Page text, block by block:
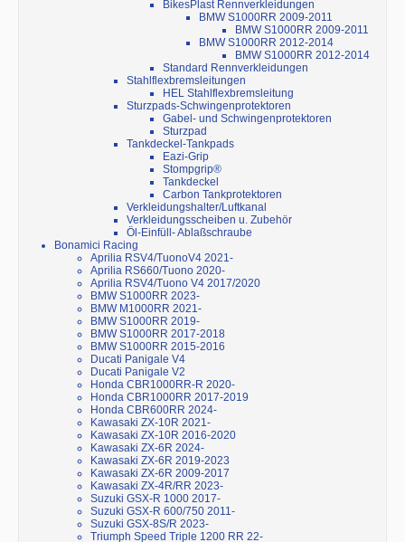
BikesPlast Rennverkleidungen
BMW S1000RR 2009-2011
BMW S1000RR 2009-2011
BMW S1000RR 2012-2014
BMW S1000RR 2012-2014
Standard Rennverkleidungen
Stahlflexbremsleitungen
HEL Stahlflexbremsleitung
Sturzpads-Schwingenprotektoren
Gabel- und Schwingenprotektoren
Sturzpad
Tankdeckel-Tankpads
Eazi-Grip
Stompgrip®
Tankdeckel
Carbon Tankprotektoren
Verkleidungshalter/Luftkanal
Verkleidungsscheiben u. Zubehör
Öl-Einfüll- Ablaßschraube
Bonamici Racing
Aprilia RSV4/TuonoV4 2021-
Aprilia RS660/Tuono 2020-
Aprilia RSV4/Tuono V4 2017/2020
BMW S1000RR 2023-
BMW M1000RR 2021-
BMW S1000RR 2019-
BMW S1000RR 2017-2018
BMW S1000RR 2015-2016
Ducati Panigale V4
Ducati Panigale V2
Honda CBR1000RR-R 2020-
Honda CBR1000RR 2017-2019
Honda CBR600RR 2024-
Kawasaki ZX-10R 2021-
Kawasaki ZX-10R 2016-2020
Kawasaki ZX-6R 2024-
Kawasaki ZX-6R 2019-2023
Kawasaki ZX-6R 2009-2017
Kawasaki ZX-4R/RR 2023-
Suzuki GSX-R 1000 2017-
Suzuki GSX-R 600/750 2011-
Suzuki GSX-8S/R 2023-
Triumph Speed Triple 1200 RR 22-